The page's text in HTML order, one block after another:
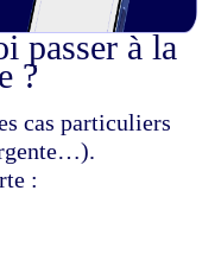
passer à la
?
cas particuliers
: